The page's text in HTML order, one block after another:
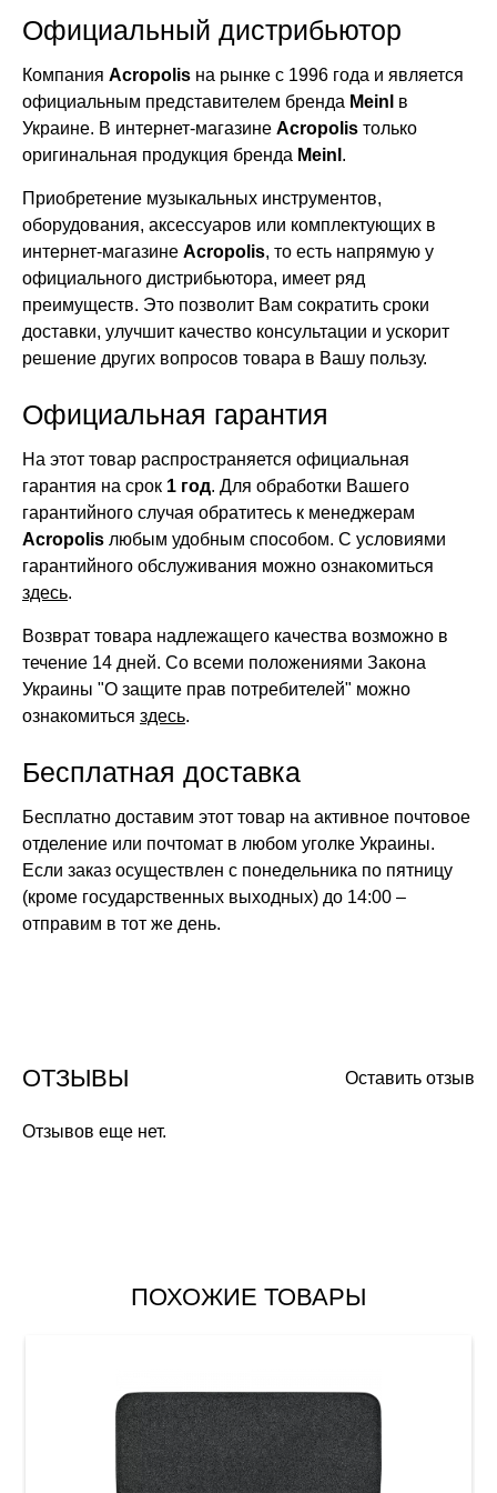
Официальный дистрибьютор
Компания Acropolis на рынке с 1996 года и является
официальным представителем бренда Meinl в
Украине. В интернет-магазине Acropolis только
оригинальная продукция бренда Meinl .
Приобретение музыкальных инструментов,
оборудования, аксессуаров или комплектующих в
интернет-магазине Acropolis, то есть напрямую у
официального дистрибьютора, имеет ряд
преимуществ. Это позволит Вам сократить сроки
доставки, улучшит качество консультации и ускорит
решение других вопросов товара в Вашу пользу.
Официальная гарантия
На этот товар распространяется официальная
гарантия на срок 1 год. Для обработки Вашего
гарантийного случая обратитесь к менеджерам
Acropolis любым удобным способом. С условиями
гарантийного обслуживания можно ознакомиться
здесь.
Возврат товара надлежащего качества возможно в
течение 14 дней. Со всеми положениями Закона
Украины "О защите прав потребителей" можно
ознакомиться здесь.
Бесплатная доставка
Бесплатно доставим этот товар на активное почтовое
отделение или почтомат в любом уголке Украины.
Если заказ осуществлен с понедельника по пятницу
(кроме государственных выходных) до 14:00 –
отправим в тот же день.
Оставить отзыв
ОТЗЫВЫ
Отзывов еще нет.
ПОХОЖИЕ ТОВАРЫ